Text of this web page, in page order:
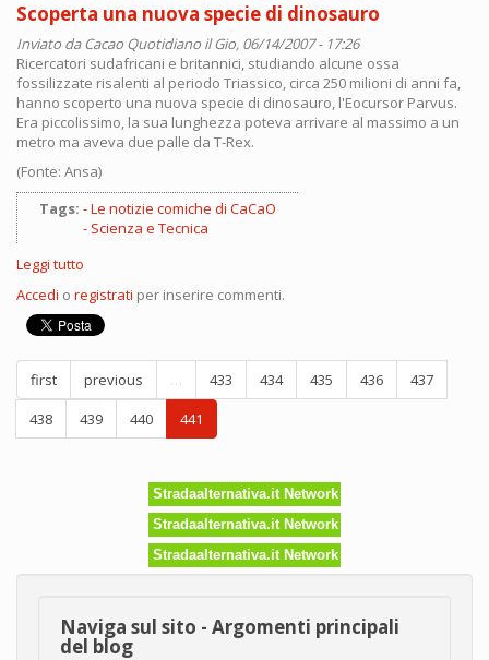
Scoperta una nuova specie di dinosauro
Inviato daCacao Quotidiano il Gio, 06/14/2007 - 17:26
Ricercatori sudafricani e britannici, studiando alcune ossa
fossilizzate risalenti al periodo Triassico, circa 250 milioni di anni fa,
hanno scoperto una nuova specie di dinosauro, l'Eocursor Parvus.
Era piccolissimo, la sua lunghezza poteva arrivare al massimo a un
metro ma aveva due palle da T-Rex.
(Fonte: Ansa)
Tags:
Le notizie comiche di CaCaO
Scienza e Tecnica
Leggi tutto
una
nuova
specie
di
dinosauro
Accedi o registrati per inserire commenti.
first previous … 433 434 435 436
437
438
439 440 441
Stradaalternativa.it Network
Stradaalternativa.it Network
Stradaalternativa.it Network
Naviga sul sito - Argomenti principali
del blog